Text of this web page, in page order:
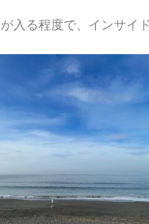
入る程度で、インサイ